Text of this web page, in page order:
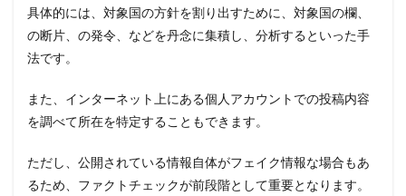
具体的には、対象国の方針を割り出すために、対象国の欄、
の断片、の発令、などを丹念に集積し、分析するといった手
法です。
また、インターネット上にある個人アカウントでの投稿内容
を調べて所在を特定することもできます。
ただし、公開されている情報自体がフェイク情報な場合もあ
るため、ファクトチェックが前段階として重要となります。